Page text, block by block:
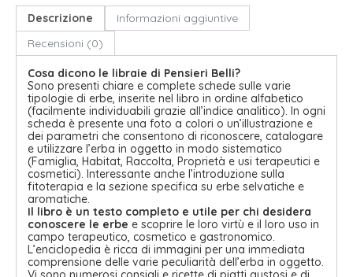
Descrizione
Informazioni aggiuntive
Recensioni (0)
Cosa dicono le libraie di Pensieri Belli?
Sono presenti chiare e complete schede sulle varie
tipologie di erbe, inserite nel libro in ordine alfabetico
(facilmente individuabili grazie all’indice analitico). In ogni
scheda è presente una foto a colori o un’illustrazione e
dei parametri che consentono di riconoscere, catalogare
e utilizzare l’erba in oggetto in modo sistematico
(Famiglia, Habitat, Raccolta, Proprietà e usi terapeutici e
cosmetici). Interessante anche l’introduzione sulla
fitoterapia e la sezione specifica su erbe selvatiche e
aromatiche.
Il libro è un testo completo e utile per chi desidera
conoscere le erbe e scoprire le loro virtù e il loro uso in
campo terapeutico, cosmetico e gastronomico.
L’enciclopedia è ricca di immagini per una immediata
comprensione delle varie peculiarità dell’erba in oggetto.